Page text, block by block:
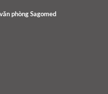
phòng Sagomed